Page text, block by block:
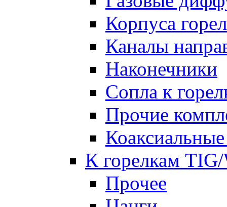
Корпуса
Каналы
Наконечники
Сопла к
Прочие
К горелкам
Прочее